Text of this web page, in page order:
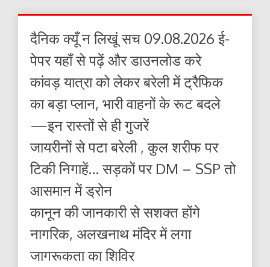
दैनिक क्यूँ न लिखूं सच 09.08.2026 ई-
पेपर यहाँ से पढ़ें और डाउनलोड करे
कांवड़ यात्रा को लेकर बरेली में ट्रैफिक
का बड़ा प्लान, भारी वाहनों के रूट बदले
—इन रास्तों से ही गुजरें
जायरीनों से पटा बरेली , कुल शरीफ पर
टिकी निगाहें… सड़कों पर DM – SSP तो
आसमान में ड्रोन
कानून की जानकारी से सशक्त होंगे
नागरिक, अलखनाथ मंदिर में लगा
जागरूकता का शिविर